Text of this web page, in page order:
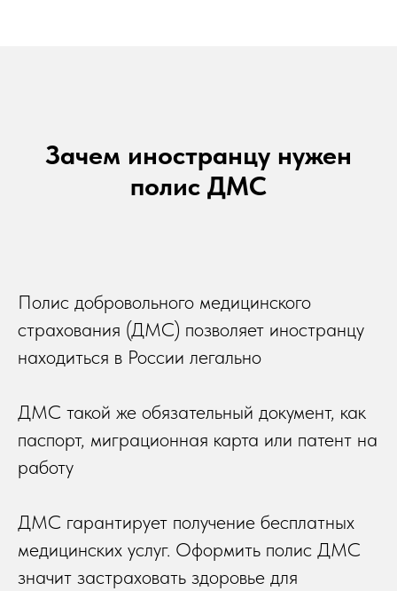
Зачем иностранцу нужен
полис ДМС
Полис добровольного медицинского
страхования (ДМС) позволяет иностранцу
находиться в России легально
ДМС такой же обязательный документ, как
паспорт, миграционная карта или патент на
работу
ДМС гарантирует получение бесплатных
медицинских услуг. Оформить полис ДМС
значит застраховать здоровье для